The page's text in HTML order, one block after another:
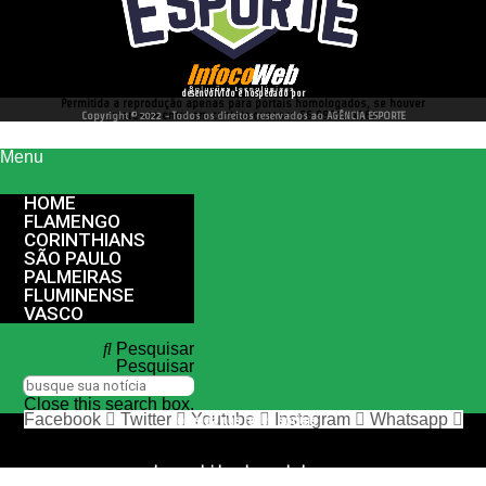
desenvolvido e hospedado por
Permitida a reprodução apenas para portais homologados, se houver
interesse entre em contato conosco 66 99977 4262
Copyright © 2022 - Todos os direitos reservados ao AGÊNCIA ESPORTE
Menu
HOME
FLAMENGO
CORINTHIANS
SÃO PAULO
PALMEIRAS
FLUMINENSE
VASCO
Pesquisar
Pesquisar
Close this search box.
nos siga nas redes sociais
Facebook Twitter Youtube Instagram Whatsapp
desenvolvido e hospedado por